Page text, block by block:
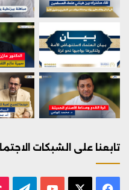
تابعنا على الشبكات